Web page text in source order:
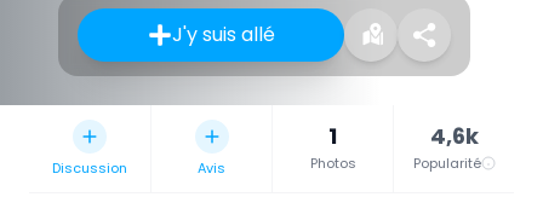
J'y suis allé
Discussion Avis
1
Photos
4,6k
Popularité